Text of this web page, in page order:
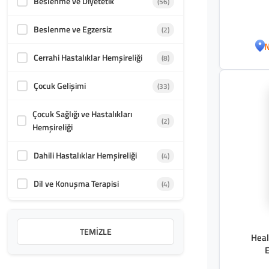
Beslenme ve Egzersiz (2)
Cerrahi Hastalıklar Hemşireliği (8)
Çocuk Gelişimi (33)
Çocuk Sağlığı ve Hastalıkları
Hemşireliği
(2)
Dahili Hastalıklar Hemşireliği (4)
Dil ve Konuşma Terapisi (4)
(4)
TEMIZLE